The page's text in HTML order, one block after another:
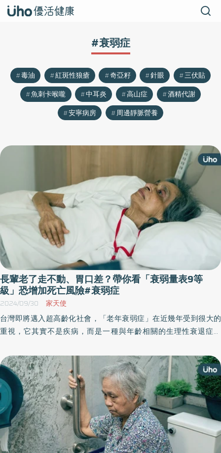
#衰弱症
毒油 紅斑性狼瘡 奇亞籽 針眼
三伏貼
魚刺卡喉嚨
中耳炎 高山症
酒精代謝
安寧病房
周邊靜脈營養
長輩老了走不動、胃口差？帶你看「衰弱量表9等
級」恐增加死亡風險#衰弱症
2024/09/30 家天使
台灣即將邁入超高齡化社會，「老年衰弱症」在近幾年受到很大的
重視，它其實不是疾病，而是一種與年齡相關的生理性衰退症候
理的恆定性，進而發生後續跌倒、入住機構、失能甚至死亡等狀
況。《優活健康網》特摘此篇分享老年衰弱的量表，更方便去辨認
衰弱症。